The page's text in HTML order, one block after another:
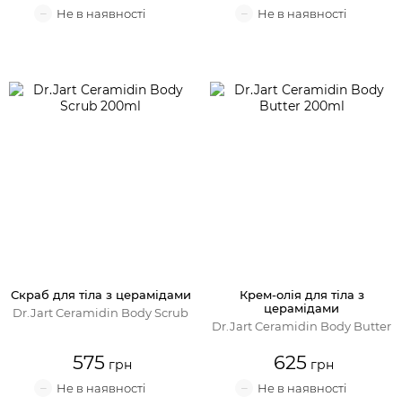
Скраб для тіла з церамідами
Dr.Jart Ceramidin Body Scrub
575
Крем-олія для тіла з
церамідами
Dr.Jart Ceramidin Body Butter
625